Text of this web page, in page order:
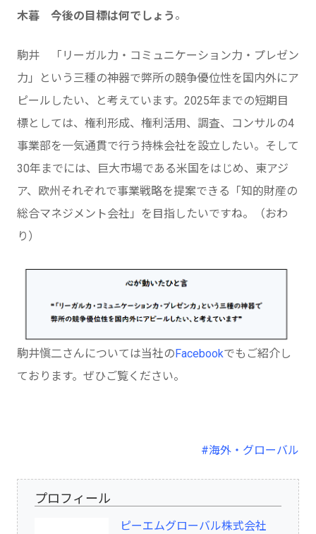
木暮 今後の目標は何でしょう 。
駒井 「リーガル力・コミュニケーション力・プレゼン
力」という三種の神器で弊所の競争優位性を国内外にア
ピールしたい、と考えています。2025年までの短期目
標としては、権利形成、権利活用、調査、コンサルの4
事業部を一気通貫で行う持株会社を設立したい。そして
30年までには、巨大市場である米国をはじめ、東アジ
ア、欧州それぞれで事業戦略を提案できる「知的財産の
総合マネジメント会社」を目指したいですね。（おわ
り）
駒井愼二さんについては当社の Facebookでもご紹介し
ております。ぜひご覧ください。
#海外・グローバル
プロフィール
ピーエムグローバル株式会社